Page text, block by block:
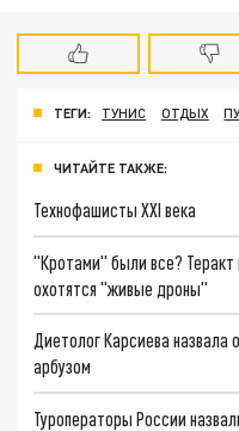
ТЕГИ: ТУНИС ОТДЫХ
ЧИТАЙТЕ ТАКЖЕ:
Технофашисты XXI века
"Кротами" были все? Теракт
охотятся "живые дроны"
Диетолог Карсиева назвала
арбузом
Туроператоры России